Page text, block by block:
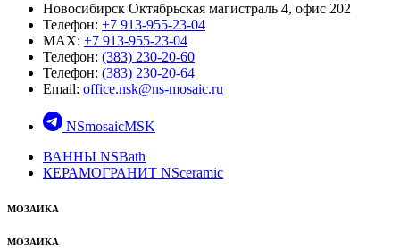
Новосибирск Октябрьская магистраль 4, офис 202
Телефон: +7 913-955-23-04
MAX: +7 913-955-23-04
Телефон: (383) 230-20-60
Телефон: (383) 230-20-64
Email: office.nsk@ns-mosaic.ru
NSmosaicMSK
ВАННЫ NSBath
КЕРАМОГРАНИТ NSceramic
МОЗАИКА
МОЗАИКА